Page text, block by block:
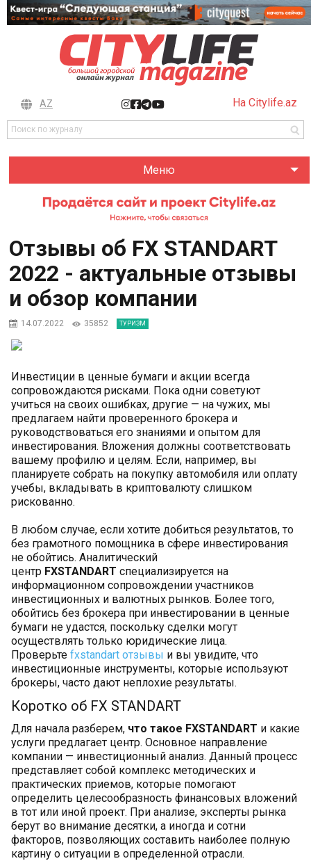
AZ На Citylife.az
Меню
Отзывы об FX STANDART
2022 - актуальные отзывы
и обзор компании
14.07.2022 35852 ТУРИЗМ
Инвестиции в ценные бумаги и акции всегда
сопровождаются рисками. Пока одни советуют
учиться на своих ошибках, другие — на чужих, мы
предлагаем найти проверенного брокера и
руководствоваться его знаниями и опытом для
инвестирования. Вложения должны соответствовать
вашему профилю и целям. Если, например, вы
планируете собрать на покупку автомобиля или оплату
учебы, вкладывать в криптовалюту слишком
рискованно.
В любом случае, если хотите добиться результатов, то
без грамотного помощника в сфере инвестирования
не обойтись. Аналитический
центр FXSTANDART специализируется на
информационном сопровождении участников
инвестиционных и валютных рынков. Более того,
обойтись без брокера при инвестировании в ценные
бумаги не удастся, поскольку сделки могут
осуществлять только юридические лица.
Проверьте fxstandart отзывы и вы увидите, что
инвестиционные инструменты, которые используют
брокеры, часто дают неплохие результаты.
Коротко об FX STANDART
Для начала разберем, что такое FXSTANDART и какие
услуги предлагает центр. Основное направление
компании — инвестиционный анализ. Данный процесс
представляет собой комплекс методических и
практических приемов, которые помогают
определить целесообразность финансовых вложений
в тот или иной проект. При анализе, эксперты рынка
берут во внимание десятки, а иногда и сотни
факторов, позволяющих составить наиболее полную
картину о ситуации в определенной отрасли.